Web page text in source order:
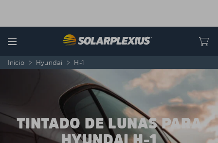
Menu
Inicio > Hyundai > H-1
TINTADO DE LUNAS PARA